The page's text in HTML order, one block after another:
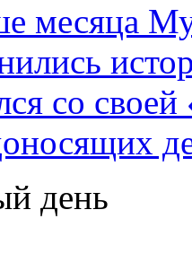
месяца
со
день